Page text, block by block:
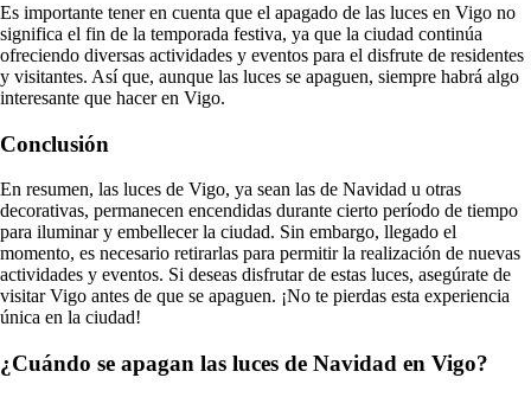
Es importante tener en cuenta que el apagado de las luces en Vigo no
significa el fin de la temporada festiva, ya que la ciudad continúa
ofreciendo diversas actividades y eventos para el disfrute de residentes
y visitantes. Así que, aunque las luces se apaguen, siempre habrá algo
interesante que hacer en Vigo.
Conclusión
En resumen, las luces de Vigo, ya sean las de Navidad u otras
decorativas, permanecen encendidas durante cierto período de tiempo
para iluminar y embellecer la ciudad. Sin embargo, llegado el
momento, es necesario retirarlas para permitir la realización de nuevas
actividades y eventos. Si deseas disfrutar de estas luces, asegúrate de
visitar Vigo antes de que se apaguen. ¡No te pierdas esta experiencia
única en la ciudad!
¿Cuándo se apagan las luces de Navidad en Vigo?